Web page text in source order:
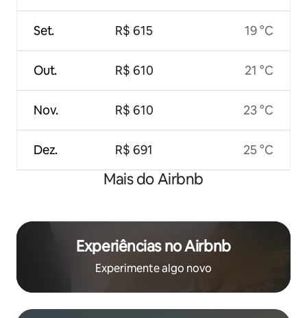
Set.
Out.
Nov.
Dez.
R$ 615
R$ 610
R$ 610
R$ 691
19 °C
21 °C
23 °C
25 °C
Mais do Airbnb
Experiências no Airbnb
Experimente algo novo